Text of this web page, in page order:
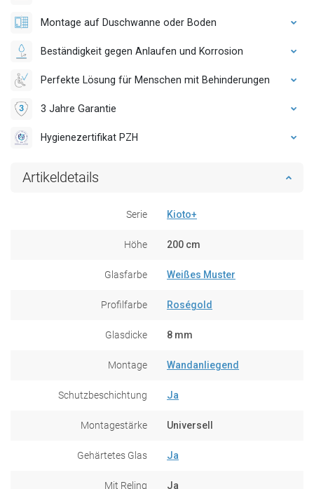
Montage auf Duschwanne oder Boden
Beständigkeit gegen Anlaufen und Korrosion
Perfekte Lösung für Menschen mit Behinderungen
3 Jahre Garantie
Hygienezertifikat PZH
Artikeldetails
Serie Kioto+
Höhe 200 cm
Glasfarbe Weißes Muster
Profilfarbe Roségold
Glasdicke 8 mm
Montage Wandanliegend
Schutzbeschichtung Ja
Montagestärke Universell
Gehärtetes Glas Ja
Mit Reling Ja